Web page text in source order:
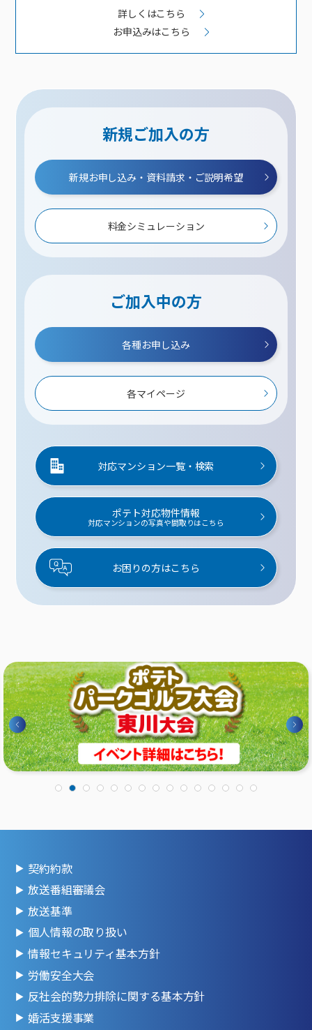
詳しくはこちら
お申込みはこちら
新規ご加入の方
新規お申し込み・資料請求・ご説明希望
料金シミュレーション
ご加入中の方
各種お申し込み
各マイページ
対応マンション一覧・検索
ポテト対応物件情報
対応マンションの写真や間取りはこちら
お困りの方はこちら
契約約款
放送番組審議会
放送基準
個人情報の取り扱い
情報セキュリティ基本方針
労働安全大会
反社会的勢力排除に関する基本方針
婚活支援事業